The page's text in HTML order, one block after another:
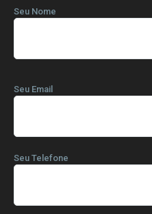
Seu Nome
Seu Email
Seu Telefone